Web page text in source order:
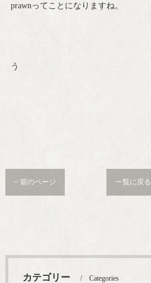
prawnってことになりますね。
う
< 前のページ 一覧に戻る
カテゴリー Categories